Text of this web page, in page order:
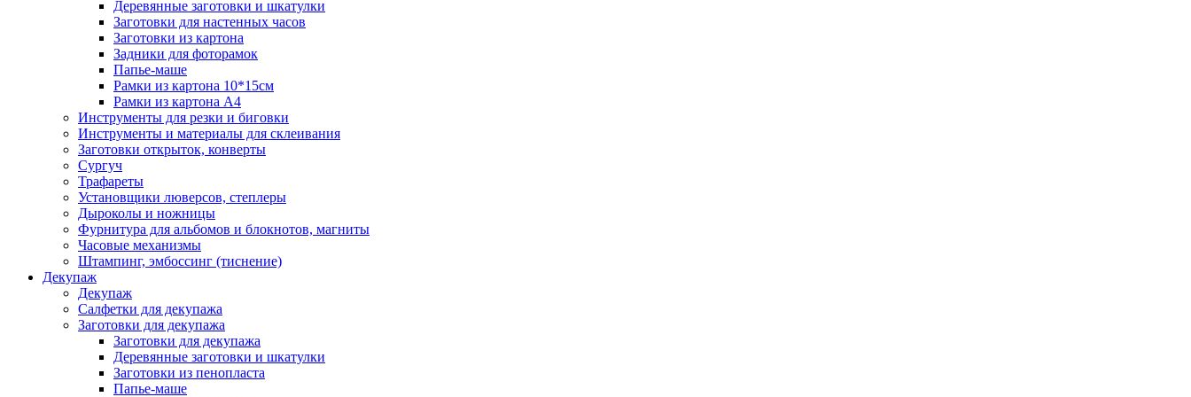
Деревянные заготовки и шкатулки
Заготовки для настенных часов
Заготовки из картона
Задники для фоторамок
Папье-маше
Рамки из картона 10*15см
Рамки из картона А4
Инструменты для резки и биговки
Инструменты и материалы для склеивания
Заготовки открыток, конверты
Сургуч
Трафареты
Установщики люверсов, степлеры
Дыроколы и ножницы
Фурнитура для альбомов и блокнотов, магниты
Часовые механизмы
Штампинг, эмбоссинг (тиснение)
Декупаж
Декупаж
Салфетки для декупажа
Заготовки для декупажа
Заготовки для декупажа
Деревянные заготовки и шкатулки
Заготовки из пенопласта
Папье-маше